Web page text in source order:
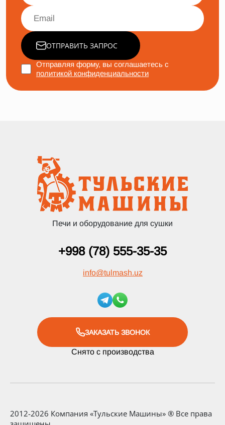
ОТПРАВИТЬ ЗАПРОС
Отправляя форму, вы соглашаетесь с
политикой конфиденциальности
Печи и оборудование для сушки
+998 (78) 555-35-35
info@tulmash.uz
ЗАКАЗАТЬ ЗВОНОК
Снято с производства
2012-2026 Компания «Тульские Машины» ® Все права